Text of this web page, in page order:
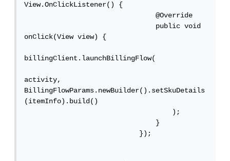
View.OnClickListener() {
                                @Override
                                public void
onClick(View view) {
billingClient.launchBillingFlow(
activity,
BillingFlowParams.newBuilder().setSkuDetails
(itemInfo).build()
                                    );
                                }
                            });